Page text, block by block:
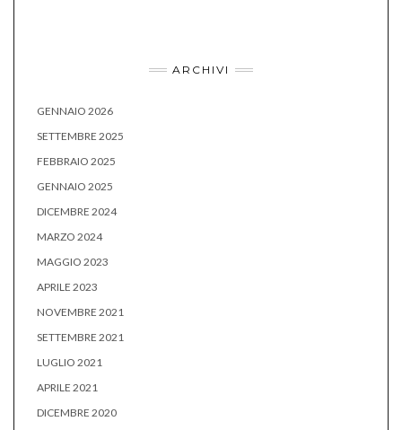
ARCHIVI
GENNAIO 2026
SETTEMBRE 2025
FEBBRAIO 2025
GENNAIO 2025
DICEMBRE 2024
MARZO 2024
MAGGIO 2023
APRILE 2023
NOVEMBRE 2021
SETTEMBRE 2021
LUGLIO 2021
APRILE 2021
DICEMBRE 2020